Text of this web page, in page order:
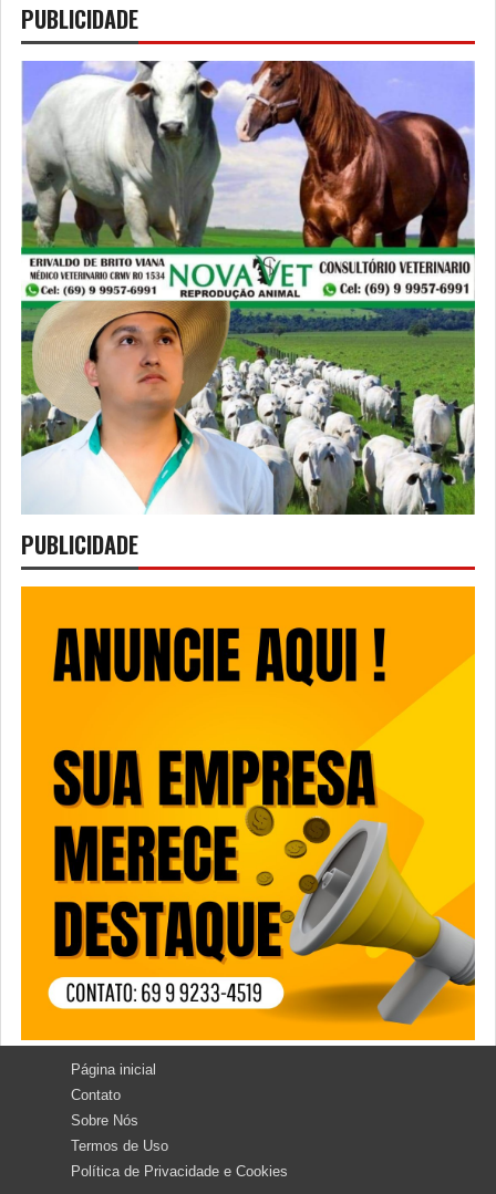
PUBLICIDADE
PUBLICIDADE
Página inicial
Contato
Sobre Nós
Termos de Uso
Política de Privacidade e Cookies